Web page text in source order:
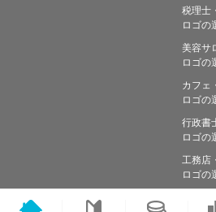
税理士
ロゴの
美容サ
ロゴの
カフェ
ロゴの
行政書
ロゴの
工務店
ロゴの